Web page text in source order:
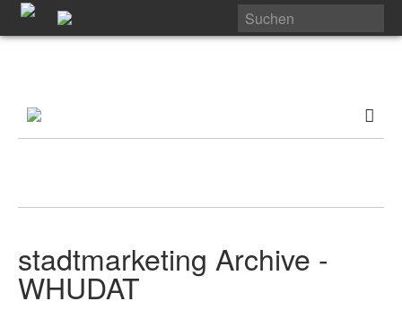
stadtmarketing Archive -
WHUDAT